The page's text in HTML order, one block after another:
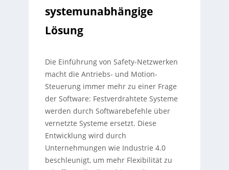
systemunabhängige
Lösung
Die Einführung von Safety-Netzwerken
macht die Antriebs- und Motion-
Steuerung immer mehr zu einer Frage
der Software: Festverdrahtete Systeme
werden durch Softwarebefehle über
vernetzte Systeme ersetzt. Diese
Entwicklung wird durch
Unternehmungen wie Industrie 4.0
beschleunigt, um mehr Flexibilität zu